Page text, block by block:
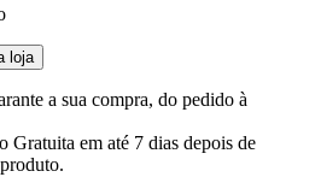
loja
a sua compra, do pedido à
Gratuita em até 7 dias depois de